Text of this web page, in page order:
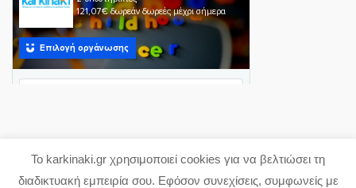
Copyright 2023 karkinaki.gr
Το karkinaki.gr χρησιμοποιεί cookies για να βελτιώσει τη
διαδικτυακή εμπειρία σου. Εφόσον συνεχίσεις, συμφωνείς με